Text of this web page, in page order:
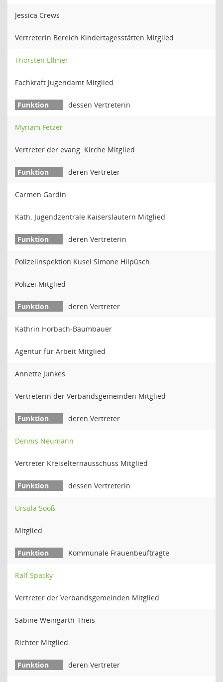
Jessica Crews
Vertreterin Bereich Kindertagesstätten Mitglied
Thorsten Ellmer
Fachkraft Jugendamt Mitglied
dessen Vertreterin
Myriam Fetzer
Vertreter der evang. Kirche Mitglied
deren Vertreter
Carmen Gardin
Kath. Jugendzentrale Kaiserslautern Mitglied
deren Vertreterin
Polizeiinspektion Kusel Simone Hilpüsch
Polizei Mitglied
deren Vertreter
Kathrin Horbach-Baumbauer
Agentur für Arbeit Mitglied
Annette Junkes
Vertreterin der Verbandsgemeinden Mitglied
deren Vertreter
Dennis Neumann
Vertreter Kreiselternausschuss Mitglied
dessen Vertreterin
Ursula Sooß
Mitglied
Kommunale Frauenbeuftragte
Ralf Spacky
Vertreter der Verbandsgemeinden Mitglied
Sabine Weingarth-Theis
Richter Mitglied
deren Vertreter